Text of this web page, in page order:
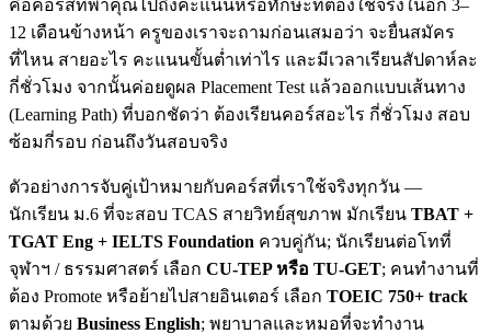
คือคอร์สที่พาคุณไปถึงคะแนนหรือทักษะที่ต้องใช้จริงในอีก 3–
12 เดือนข้างหน้า ครูของเราจะถามก่อนเสมอว่า จะยื่นสมัคร
ที่ไหน สายอะไร คะแนนขั้นต่ำเท่าไร และมีเวลาเรียนสัปดาห์ละ
กี่ชั่วโมง จากนั้นค่อยดูผล Placement Test แล้วออกแบบเส้นทาง
(Learning Path) ที่บอกชัดว่า ต้องเรียนคอร์สอะไร กี่ชั่วโมง สอบ
ซ้อมกี่รอบ ก่อนถึงวันสอบจริง
ตัวอย่างการจับคู่เป้าหมายกับคอร์สที่เราใช้จริงทุกวัน —
นักเรียน ม.6 ที่จะสอบ TCAS สายวิทย์สุขภาพ มักเรียน TBAT +
TGAT Eng + IELTS Foundation ควบคู่กัน; นักเรียนต่อโทที่
จุฬาฯ / ธรรมศาสตร์ เลือก CU-TEP หรือ TU-GET; คนทำงานที่
ต้อง Promote หรือย้ายไปสายอินเตอร์ เลือก TOEIC 750+ track
ตามด้วย Business English; พยาบาลและหมอที่จะทำงาน